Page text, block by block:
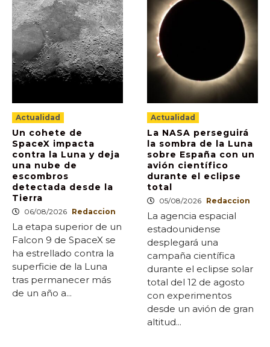
Actualidad
Un cohete de
SpaceX impacta
contra la Luna y deja
una nube de
escombros
detectada desde la
Tierra
06/08/2026 Redaccion
La etapa superior de un
Falcon 9 de SpaceX se
ha estrellado contra la
superficie de la Luna
tras permanecer más
de un año a...
Actualidad
La NASA perseguirá
la sombra de la Luna
sobre España con un
avión científico
durante el eclipse
total
05/08/2026 Redaccion
La agencia espacial
estadounidense
desplegará una
campaña científica
durante el eclipse solar
total del 12 de agosto
con experimentos
desde un avión de gran
altitud...